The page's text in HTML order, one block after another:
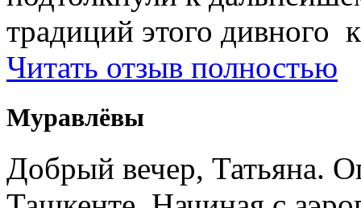
традиций этого дивного
Читать отзыв полностью
Муравлёвы
Добрый вечер, Татьяна.